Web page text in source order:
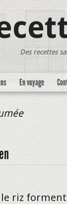
Des recettes
En voyage
riz